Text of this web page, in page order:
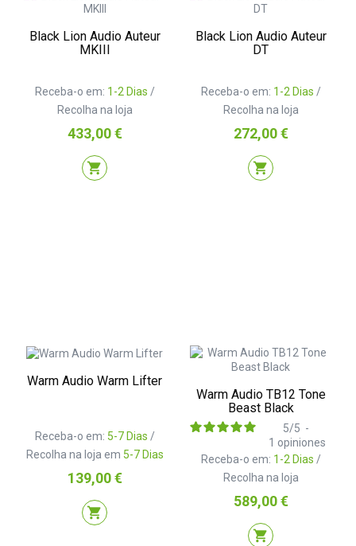
Black Lion Audio Auteur
MKIII
Receba-o em: 1-2 Dias /
Recolha na loja
Preço
433,00 €
shopping_cart
Black Lion Audio Auteur
DT
Receba-o em: 1-2 Dias /
Recolha na loja
Preço
272,00 €
shopping_cart
Warm Audio Warm Lifter
Receba-o em: 5-7 Dias /
Recolha na loja em 5-7 Dias
Preço
139,00 €
shopping_cart
Warm Audio TB12 Tone
Beast Black
Receba-o em: 1-2 Dias /
Recolha na loja
5/5 -
1 opiniones
Preço
589,00 €
shopping_cart